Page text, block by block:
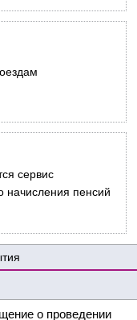
сервис
начисления пенсий
о проведении